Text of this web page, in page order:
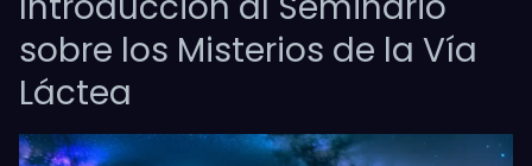
sobre los Misterios de la Vía
Láctea